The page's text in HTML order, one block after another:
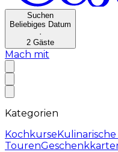
Suchen
Beliebiges Datum
·
2 Gäste
Mach mit
Kategorien
Kochkurse
Touren